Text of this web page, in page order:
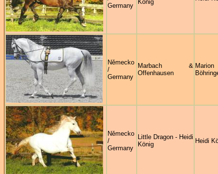
Germany
König
Německo
/
Germany
Marbach &
Offenhausen
Marion
Německo
/
Germany
Little Dragon - Heidi
König
Heidi